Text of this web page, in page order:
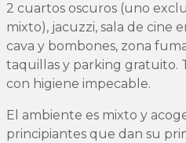
2 cuartos oscuros (uno
mixto), jacuzzi, sala de cine
cava y bombones, zona
taquillas y parking gratuito.
con higiene impecable.
El ambiente es mixto y
principiantes que dan su